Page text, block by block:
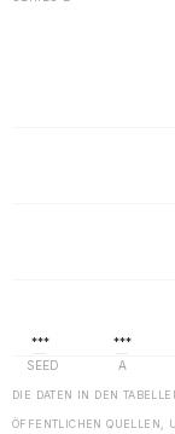
DIE DATEN IN DEN
ÖFFENTLICHEN QUELLEN,